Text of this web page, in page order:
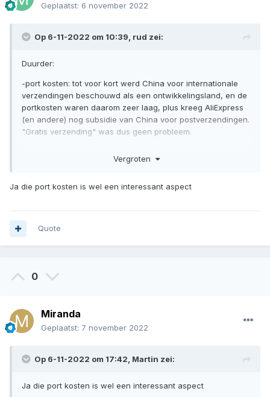
Geplaatst: 6 november 2022
Op 6-11-2022 om 10:39, rud zei:
Duurder:
-port kosten: tot voor kort werd China voor internationale
verzendingen beschouwd als een ontwikkelingsland, en de
portkosten waren daarom zeer laag, plus kreeg AliExpress
(en andere) nog subsidie van China voor postverzendingen.
"Gratis verzending" was dus geen probleem.
betalen we 20% meer voor een us-dollar tegenover 1,5 jaar
grondstof & energie, afgerond +50% tot +100% meer dan
Vergroten
Ja die port kosten is wel een interessant aspect
Quote
0
Miranda
Geplaatst: 7 november 2022
Op 6-11-2022 om 17:42, Martin zei:
Ja die port kosten is wel een interessant aspect